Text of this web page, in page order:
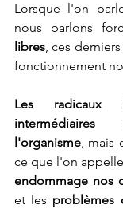
Lorsque l'on
nous parlons
libres, ces
Les radicaux
intermédiaires
l'organisme, mais
ce que l'on
endommage nos
et les problèmes